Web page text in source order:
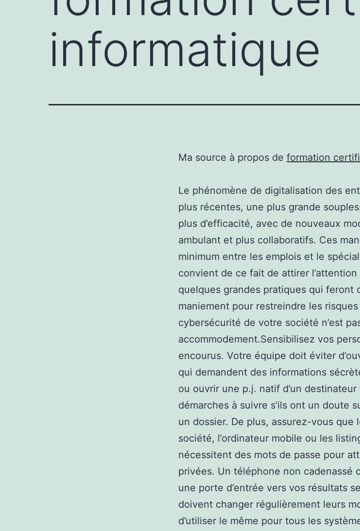
informatique
Ma source à propos de formation
Le phénomène de digitalisation des
plus récentes, une plus grande
plus d’efficacité, avec de nouveaux
ambulant et plus collaboratifs. Ces
minimum entre les emplois et le
convient de ce fait de attirer
quelques grandes pratiques qui feront
maniement pour restreindre les
cybersécurité de votre société n’est
accommodement.Sensibilisez vos
encourus. Votre équipe doit éviter
qui demandent des informations
ou ouvrir une p.j. natif d’un
démarches à suivre s’ils ont un doute
un dossier. De plus, assurez-vous que
société, l’ordinateur mobile ou les
nécessitent des mots de passe pour
privées. Un téléphone non cadenassé
une porte d’entrée vers vos résultats
doivent changer régulièrement leurs
d’utiliser le même pour tous les